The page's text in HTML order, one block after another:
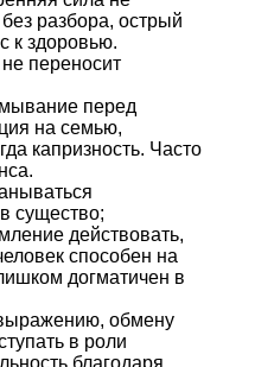
разбора, острый
к здоровью.
переносит
перед
на семью,
капризность. Часто
существо;
действовать,
способен на
догматичен в
обмену
в роли
благодаря